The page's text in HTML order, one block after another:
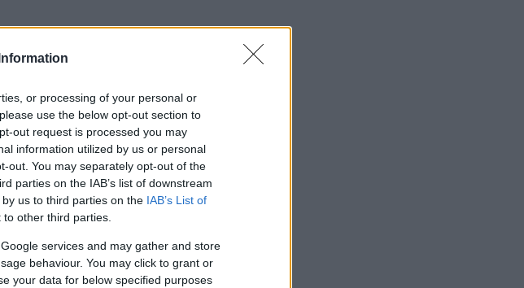
or processing of your personal or
use the below opt-out section to
out request is processed you may
information utilized by us or personal
out. You may separately opt-out of the
parties on the IAB’s list of downstream
us to third parties on the IAB’s List of
other third parties.
services and may gather and store
behaviour. You may click to grant or
your data for below specified purposes